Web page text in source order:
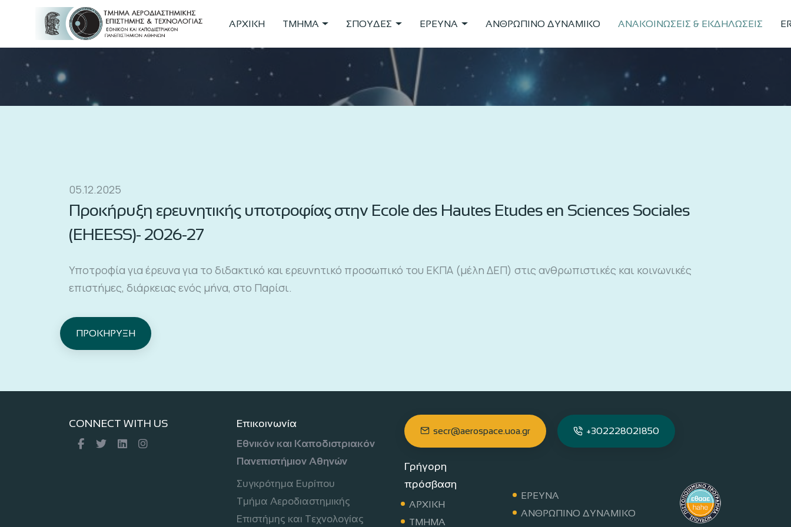
ΑΡΧΙΚΗ ΤΜΗΜΑ ΣΠΟΥΔΕΣ ΕΡΕΥΝΑ ΑΝΘΡΩΠΙΝΟ ΔΥΝΑΜΙΚΟ ΑΝΑΚΟΙΝΩΣΕΙΣ & ΕΚΔΗΛΩΣΕΙΣ
05.12.2025
Προκήρυξη ερευνητικής υποτροφίας στην Ecole des Hautes Etudes en Sciences Sociales
(EHEESS)- 2026-27
Υποτροφία για έρευνα για το διδακτικό και ερευνητικό προσωπικό του ΕΚΠΑ (μέλη ΔΕΠ) στις ανθρωπιστικές και κοινωνικές
επιστήμες, διάρκειας ενός μήνα, στο Παρίσι.
ΠΡΟΚΗΡΥΞΗ
CONNECT WITH US Επικοινωνία
Εθνικόν και Καποδιστριακόν
Πανεπιστήμιον Αθηνών
Συγκρότημα Ευρίπου
Τμήμα Αεροδιαστημικής
Επιστήμης και Τεχνολογίας
secr@aerospace.uoa.gr +302228021850
Γρήγορη
πρόσβαση
ΑΡΧΙΚΗ
ΤΜΗΜΑ
ΕΡΕΥΝΑ
ΑΝΘΡΩΠΙΝΟ ΔΥΝΑΜΙΚΟ